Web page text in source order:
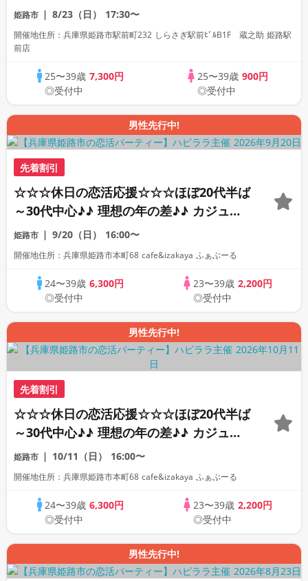
数・初参加も大歓迎☆プレイワークス主催
☆
姫路市 8/23（日） 17:30〜
開催地住所：兵庫県姫路市駅前町232 しらさぎ駅前ﾋﾞﾙB1F 蔵之助 姫路駅
前店
25〜39歳7,300円
◎受付中
25〜39歳 900円
◎受付中
男性先行中!
先着割引
☆☆☆休日の恋活応援☆☆☆ほぼ20代半ば
～30代中心♪♪ 理想の年の差♪♪ カジュア
ルな出会いパーティー♪♪ カフェやランチ
デートに行ってみたい！ドリンク＆ライト
姫路市 9/20（日） 16:00〜
開催地住所：兵庫県姫路市本町68 cafe&izakaya ふぁぶーる
24〜39歳6,300円
◎受付中
23〜39歳 2,200円
◎受付中
男性先行中!
先着割引
☆☆☆休日の恋活応援☆☆☆ほぼ20代半ば
～30代中心♪♪ 理想の年の差♪♪ カジュア
ルな出会いパーティー♪♪ カフェやランチ
デートに行ってみたい！ドリンク＆ライト
姫路市 10/11（日） 16:00〜
開催地住所：兵庫県姫路市本町68 cafe&izakaya ふぁぶーる
24〜39歳6,300円
◎受付中
23〜39歳 2,200円
◎受付中
男性先行中!